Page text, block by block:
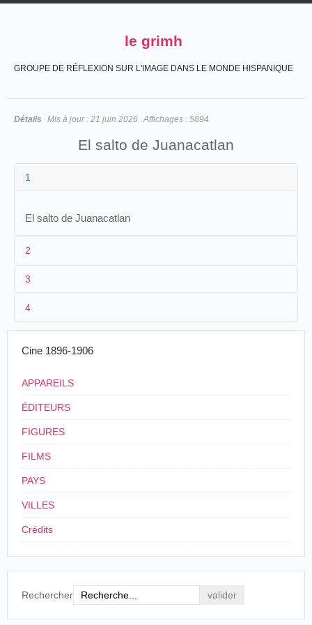
le grimh
GROUPE DE RÉFLEXION SUR L'IMAGE DANS LE MONDE HISPANIQUE
Détails Mis à jour : 21 juin 2026 Affichages : 5894
El salto de Juanacatlan
1
El salto de Juanacatlan
2
1
2
3
< 12/10/1906
4
Mexique
3
4
Cine 1896-1906
APPAREILS
ÉDITEURS
FIGURES
FILMS
PAYS
VILLES
Crédits
Rechercher